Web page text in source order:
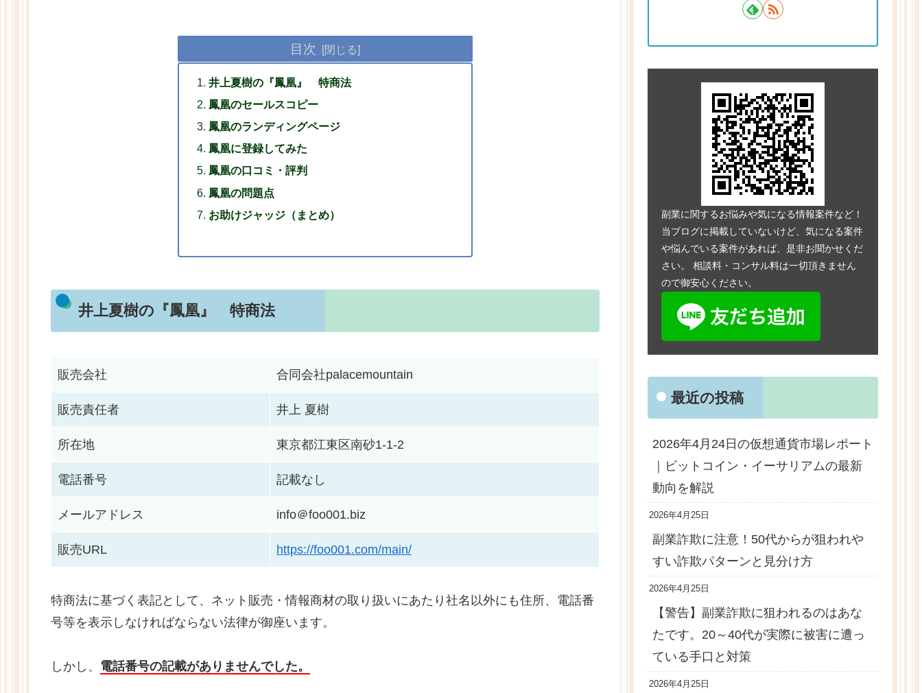
目次
井上夏樹の『鳳凰』 特商法
鳳凰のセールスコピー
鳳凰のランディングページ
鳳凰に登録してみた
鳳凰の口コミ・評判
鳳凰の問題点
お助けジャッジ（まとめ）
井上夏樹の『鳳凰』 特商法
販売会社 合同会社palacemountain
販売責任者 井上 夏樹
所在地 東京都江東区南砂1-1-2
電話番号 記載なし
メールアドレス info＠foo001.biz
販売URL https://foo001.com/main/
特商法に基づく表記として、ネット販売・情報商材の取り扱いにあたり社名以外にも住所、電話番
号等を表示しなければならない法律が御座います。
しかし、 電話番号の記載がありませんでした。
副業に関するお悩みや気になる情報案件など！
当ブログに掲載していないけど、気になる案件
や悩んでいる案件があれば、是非お聞かせくだ
さい。 相談料・コンサル料は一切頂きません
ので御安心ください。
最近の投稿
2026年4月24日の仮想通貨市場レポート
｜ビットコイン・イーサリアムの最新
動向を解説
2026年4月25日
副業詐欺に注意！50代からが狙われや
すい詐欺パターンと見分け方
2026年4月25日
【警告】副業詐欺に狙われるのはあな
たです。20～40代が実際に被害に遭っ
ている手口と対策
2026年4月25日